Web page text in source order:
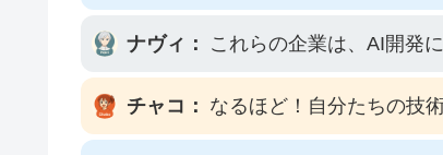
ナヴィ： これらの企業は、AI開発
チャコ： なるほど！自分たちの技